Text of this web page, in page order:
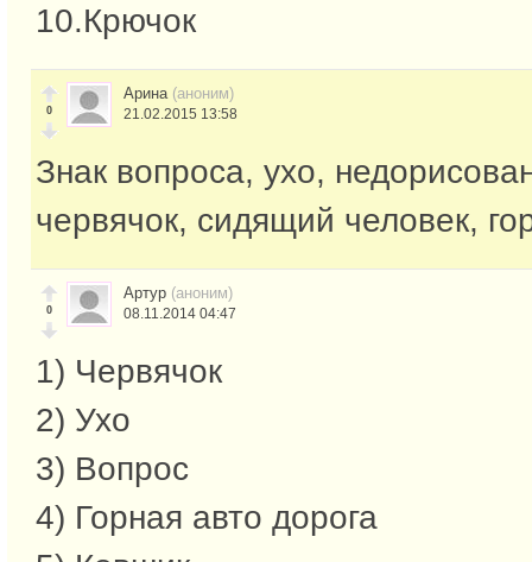
10.Крючок
0
Арина (аноним)
21.02.2015 13:58
Знак вопроса, ухо,
червячок, сидящий человек,
0
Артур (аноним)
08.11.2014 04:47
1) Червячок
2) Ухо
3) Вопрос
4) Горная авто дорога